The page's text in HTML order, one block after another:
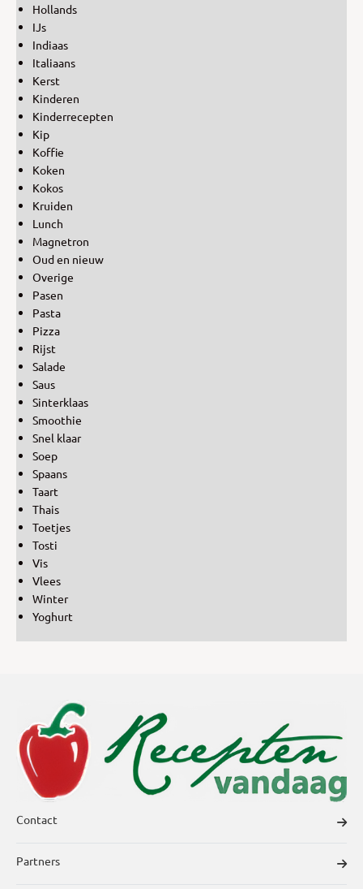
Hollands
IJs
Indiaas
Italiaans
Kerst
Kinderen
Kinderrecepten
Kip
Koffie
Koken
Kokos
Kruiden
Lunch
Magnetron
Oud en nieuw
Overige
Pasen
Pasta
Pizza
Rijst
Salade
Saus
Sinterklaas
Smoothie
Snel klaar
Soep
Spaans
Taart
Thais
Toetjes
Tosti
Vis
Vlees
Winter
Yoghurt
Contact
Partners